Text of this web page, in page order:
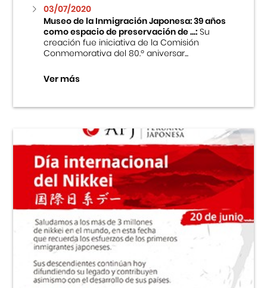
03/07/2020
Museo de la Inmigración Japonesa: 39 años
como espacio de preservación de ...:Su
creación fue iniciativa de la Comisión
Conmemorativa del 80.º aniversar...
Ver más